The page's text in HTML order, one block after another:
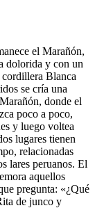
el Marañón,
dolorida y con un
cordillera Blanca
se cría una
donde el
poco a poco,
y luego voltea
lugares tienen
relacionadas
lares peruanos. El
aquellos
pregunta: «¿Qué
de junco y